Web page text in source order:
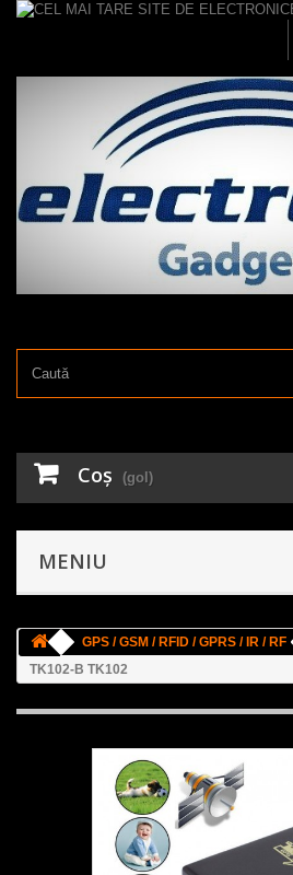
Coş (gol)
MENIU
GPS / GSM / RFID / GPRS / IR / RF
TK102-B TK102